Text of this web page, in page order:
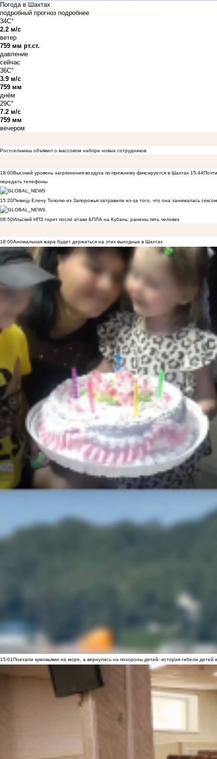
Погода в Шахтах
подробный прогноз подробнее
34C°
2.2 м/с
ветер
759 мм рт.ст.
давление
сейчас
36C°
3.9 м/с
759 мм
днём
29C°
7.2 м/с
759 мм
вечером
Ростсельмаш объявил о массовом наборе новых сотрудников
18:00Высокий уровень загрязнения воздуха по-прежнему фиксируется в Шахтах 15:44
передать телефоны
15:20Певицу Елену Тополю из Запорожья затравили из-за того, что она занималась
08:50Ильский НПЗ горит после атаки БПЛА на Кубань: ранены пять человек
18:00Аномальная жара будет держаться на этих выходных в Шахтах
15:01Поехали кумовьями на море, а вернулись на похороны детей: история гибели детей